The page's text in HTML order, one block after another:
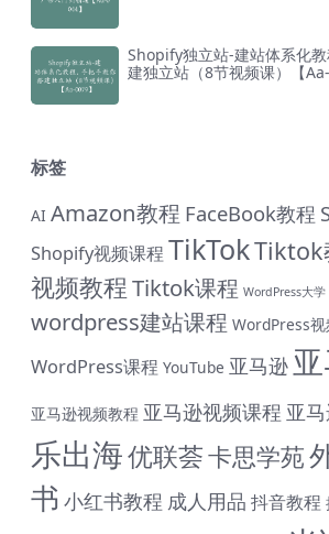
Shopify独立站-建站体系化
建独立站（8节视频课）【Aa-
标签
AI Amazon教程 FaceBook教程
Shopify视频课程TikTokTiktok
视频教程Tiktok课程 WordPress大学
wordpress建站课程 WordPress视
WordPress课程 YouTube 亚马逊
亚马逊视频教程 亚马逊视频课程 亚
乐出海优联荟卡思学苑
书 小红书教程 成人用品 抖音教程